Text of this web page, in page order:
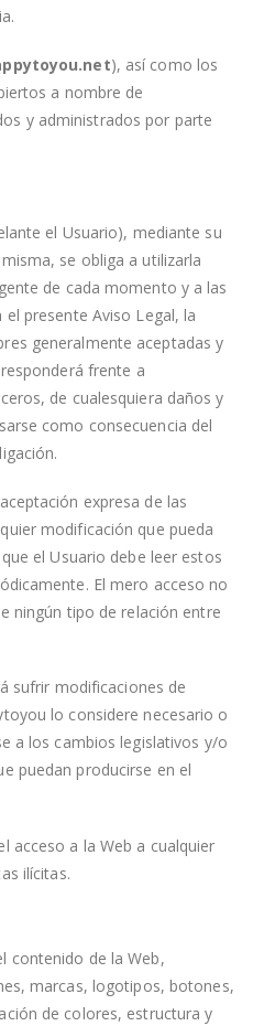
), así como los
a nombre de
y administrados por parte
el Usuario), mediante su
se obliga a utilizarla
de cada momento y a las
presente Aviso Legal, la
generalmente aceptadas y
frente a
de cualesquiera daños y
como consecuencia del
expresa de las
modificación que pueda
el Usuario debe leer estos
El mero acceso no
ningún tipo de relación entre
sufrir modificaciones de
lo considere necesario o
a los cambios legislativos y/o
puedan producirse en el
acceso a la Web a cualquier
ilícitas.
contenido de la Web,
marcas, logotipos, botones,
de colores, estructura y